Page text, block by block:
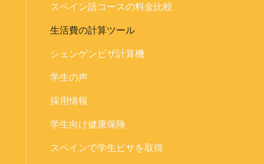
スペイン語コースの料金比較
生活費の計算ツール
シェンゲンビザ計算機
学生の声
採用情報
学生向け健康保険
スペインで学生ビサを取得